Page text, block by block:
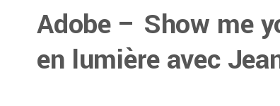
Adobe – Show me
en lumière avec